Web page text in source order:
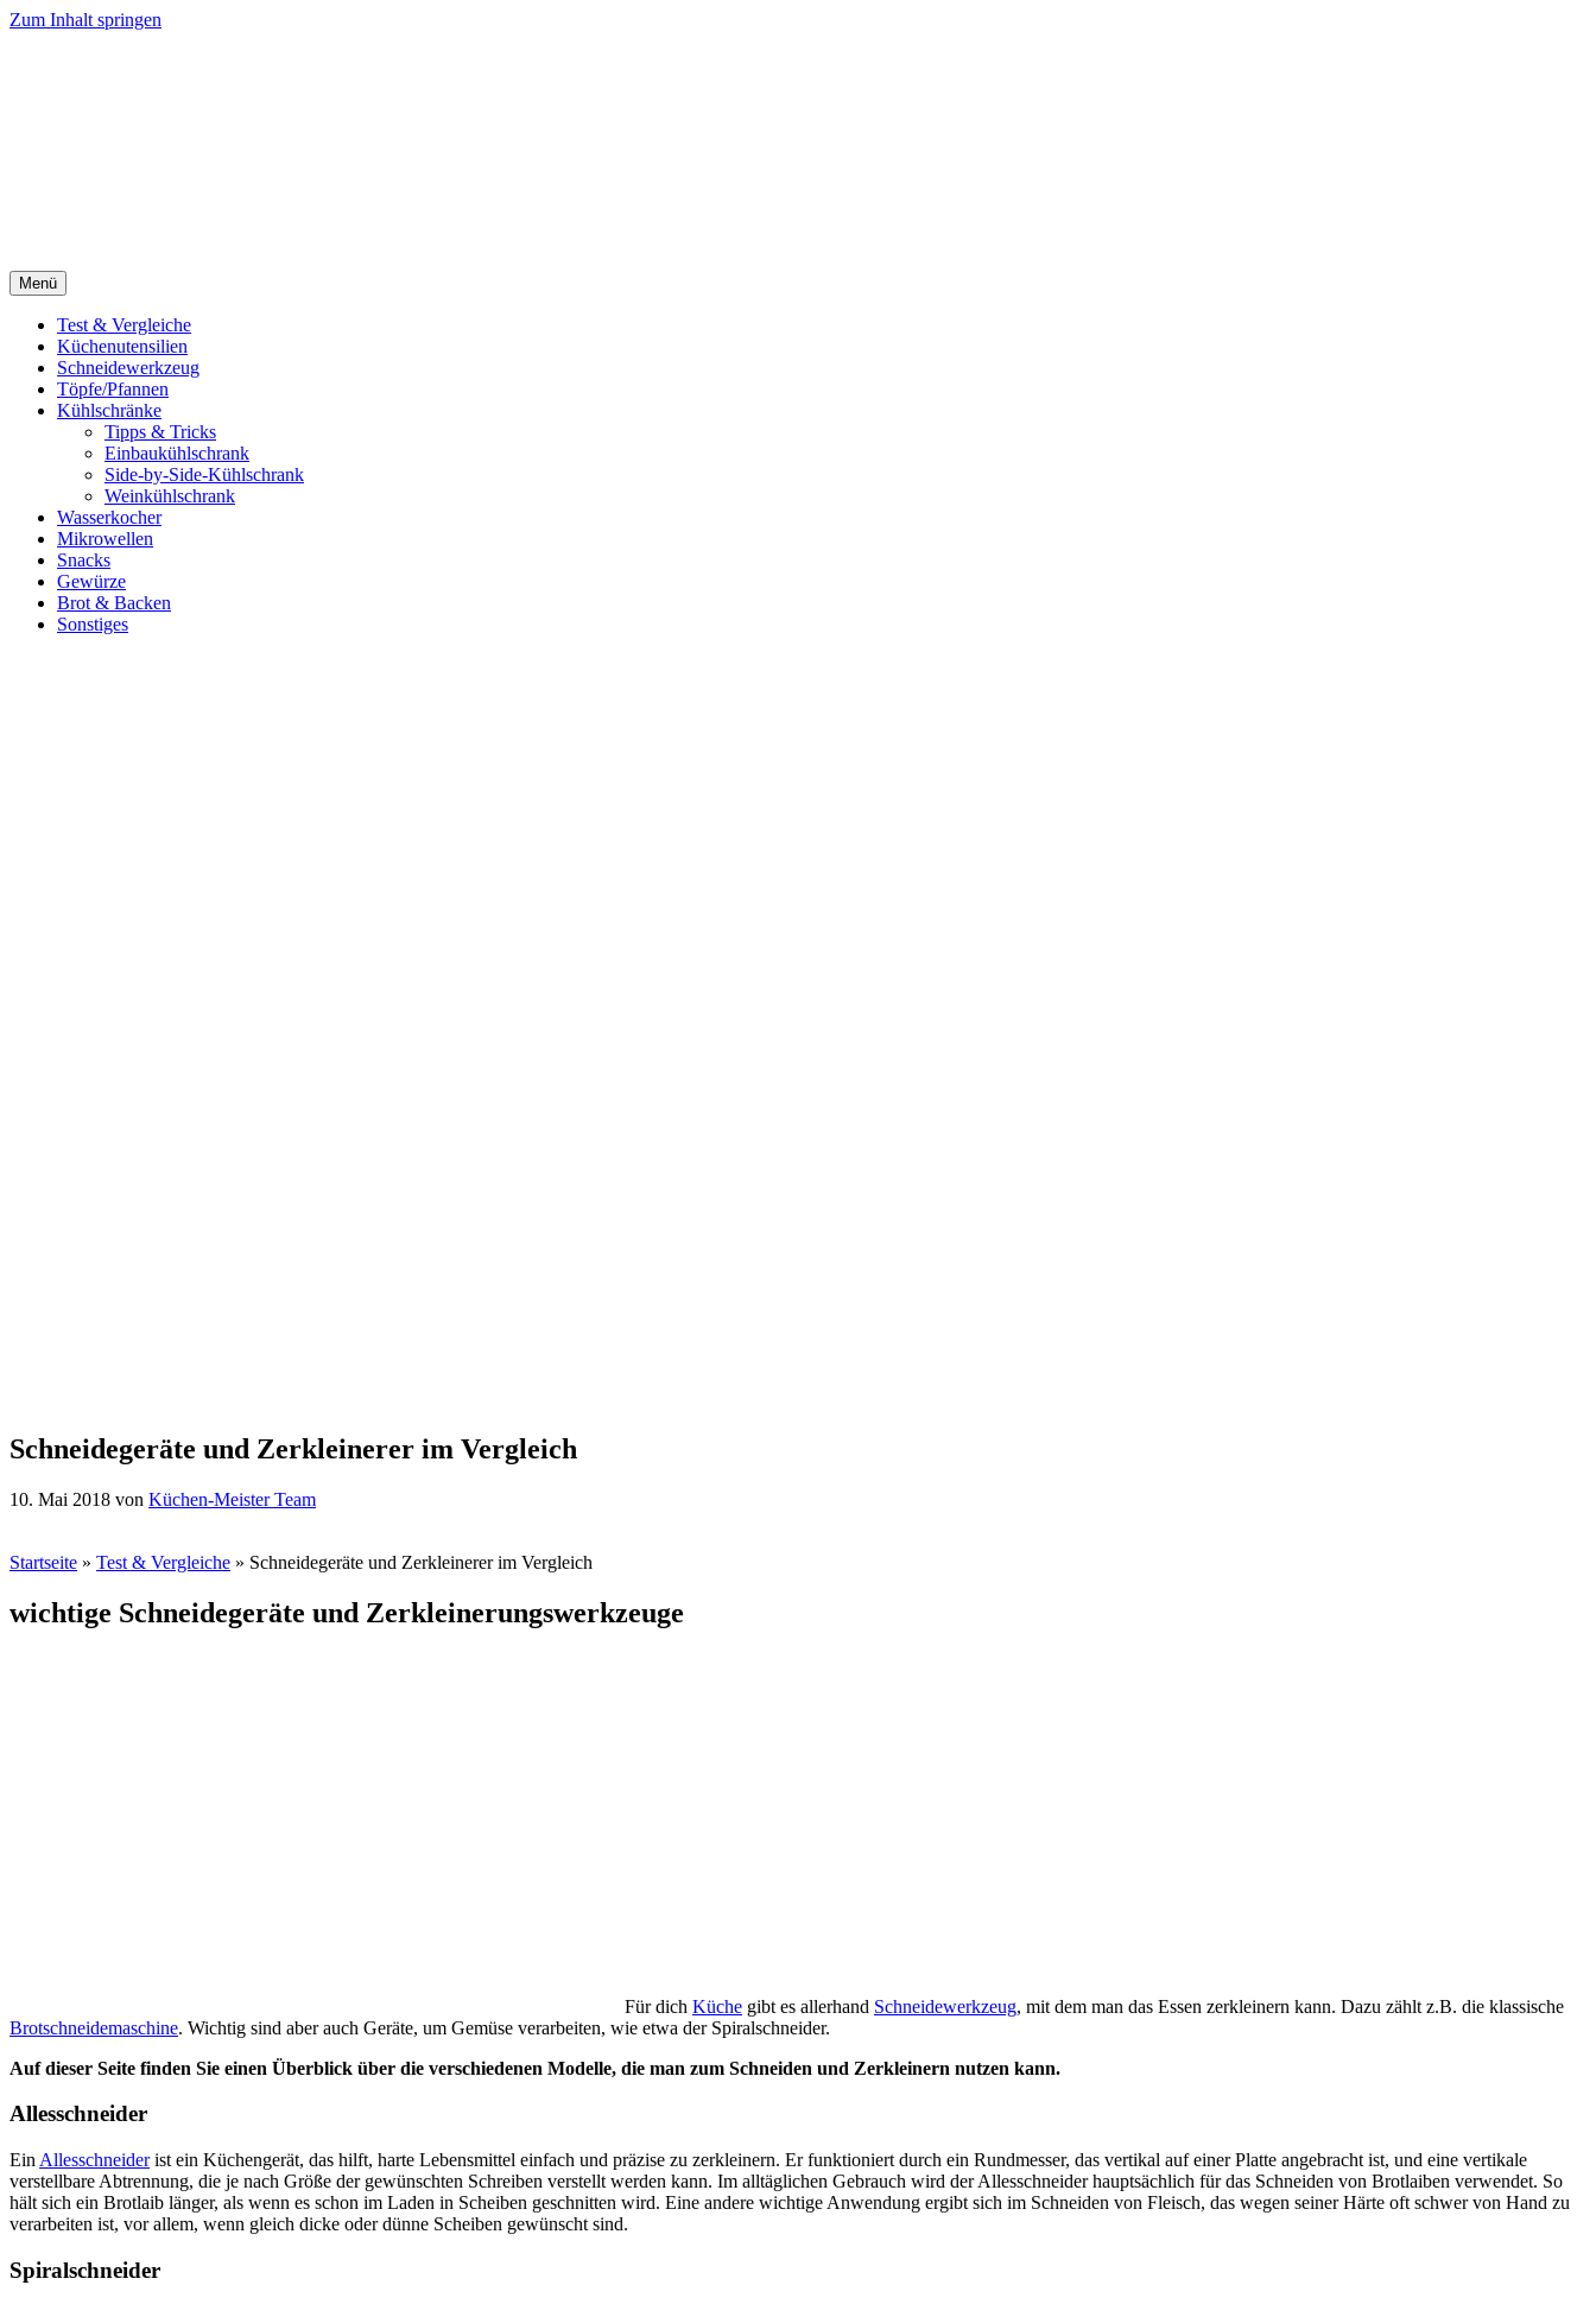
Zum Inhalt springen
Menü
Test & Vergleiche
Küchenutensilien
Schneidewerkzeug
Töpfe/Pfannen
Kühlschränke
Tipps & Tricks
Einbaukühlschrank
Side-by-Side-Kühlschrank
Weinkühlschrank
Wasserkocher
Mikrowellen
Snacks
Gewürze
Brot & Backen
Sonstiges
Schneidegeräte und Zerkleinerer im Vergleich
10. Mai 2018 von Küchen-Meister Team
Startseite » Test & Vergleiche » Schneidegeräte und Zerkleinerer im Vergleich
wichtige Schneidegeräte und Zerkleinerungswerkzeuge
Für dich Küche gibt es allerhand Schneidewerkzeug, mit dem man das Essen zerkleinern kann. Dazu zählt z.B. die klassische
Brotschneidemaschine. Wichtig sind aber auch Geräte, um Gemüse verarbeiten, wie etwa der Spiralschneider.
Auf dieser Seite finden Sie einen Überblick über die verschiedenen Modelle, die man zum Schneiden und Zerkleinern nutzen kann.
Allesschneider
Ein Allesschneiderist ein Küchengerät, das hilft, harte Lebensmittel einfach und präzise zu zerkleinern. Er funktioniert durch ein Rundmesser, das vertikal auf einer Platte angebracht ist, und eine vertikale
verstellbare Abtrennung, die je nach Größe der gewünschten Schreiben verstellt werden kann. Im alltäglichen Gebrauch wird der Allesschneider hauptsächlich für das Schneiden von Brotlaiben verwendet. So
hält sich ein Brotlaib länger, als wenn es schon im Laden in Scheiben geschnitten wird. Eine andere wichtige Anwendung ergibt sich im Schneiden von Fleisch, das wegen seiner Härte oft schwer von Hand zu
verarbeiten ist, vor allem, wenn gleich dicke oder dünne Scheiben gewünscht sind.
Spiralschneider